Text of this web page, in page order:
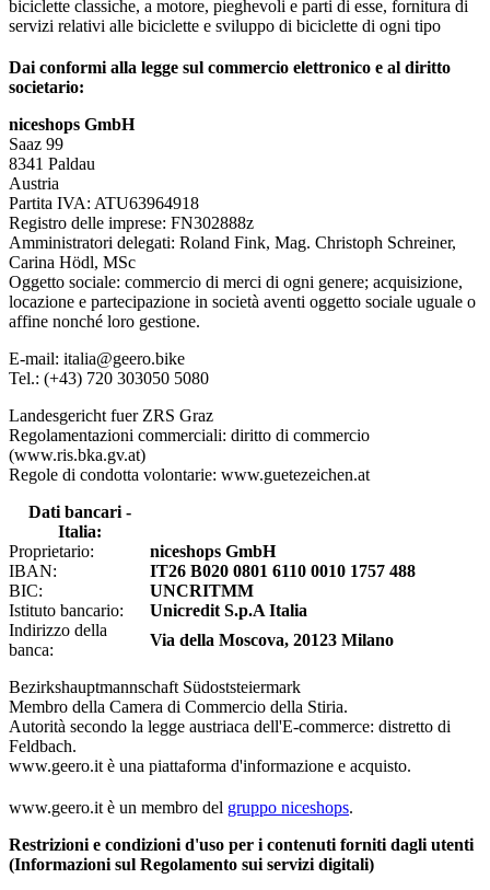
biciclette classiche, a motore, pieghevoli e parti di esse, fornitura di
servizi relativi alle biciclette e sviluppo di biciclette di ogni tipo
Dai conformi alla legge sul commercio elettronico e al diritto
societario:
niceshops GmbH
Saaz 99
8341 Paldau
Austria
Partita IVA: ATU63964918
Registro delle imprese: FN302888z
Amministratori delegati: Roland Fink, Mag. Christoph Schreiner,
Carina Hödl, MSc
Oggetto sociale: commercio di merci di ogni genere; acquisizione,
locazione e partecipazione in società aventi oggetto sociale uguale o
affine nonché loro gestione.
E-mail: italia@geero.bike
Tel.: (+43) 720 303050 5080
Landesgericht fuer ZRS Graz
Regolamentazioni commerciali: diritto di commercio
(www.ris.bka.gv.at)
Regole di condotta volontarie: www.guetezeichen.at
Dati bancari -
Italia:
Proprietario:
niceshops GmbH
IBAN:
IT26 B020 0801 6110 0010 1757 488
BIC:
UNCRITMM
Istituto bancario:
Unicredit S.p.A Italia
Indirizzo della
banca:
Via della Moscova, 20123 Milano
Bezirkshauptmannschaft Südoststeiermark
Membro della Camera di Commercio della Stiria.
Autorità secondo la legge austriaca dell'E-commerce: distretto di
Feldbach.
www.geero.it è una piattaforma d'informazione e acquisto.
www.geero.it è un membro del gruppo niceshops.
Restrizioni e condizioni d'uso per i contenuti forniti dagli utenti
(Informazioni sul Regolamento sui servizi digitali)